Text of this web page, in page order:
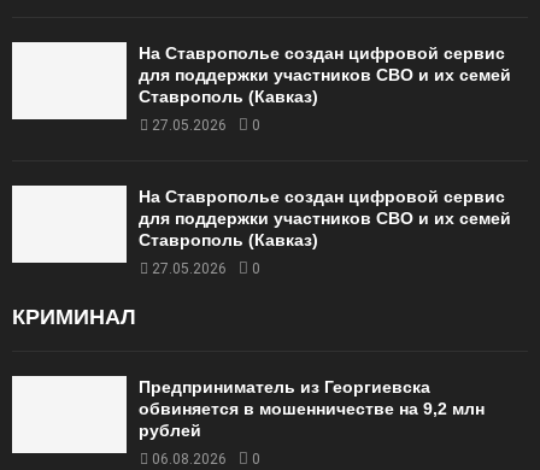
На Ставрополье создан цифровой сервис
для поддержки участников СВО и их семей
Ставрополь (Кавказ)
27.05.2026 0
На Ставрополье создан цифровой сервис
для поддержки участников СВО и их семей
Ставрополь (Кавказ)
27.05.2026 0
КРИМИНАЛ
Предприниматель из Георгиевска
обвиняется в мошенничестве на 9,2 млн
рублей
06.08.2026 0